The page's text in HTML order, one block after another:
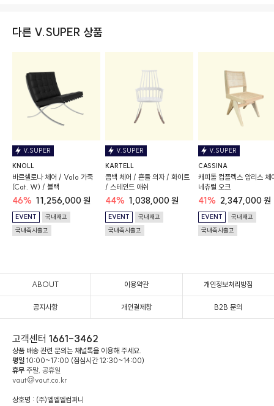
다른 V.SUPER 상품
V.SUPER
KNOLL
바르셀로나 체어 / Volo 가죽
(Cat. W) / 블랙
46% 11,256,000 원
EVENT
국내재고
국내즉시출고
V.SUPER
KARTELL
콤백 체어 / 흔들 의자 / 화이트
/ 스테인드 애쉬
44% 1,038,000 원
EVENT
국내재고
국내즉시출고
V.SUPER
CASSINA
캐피톨 컴플렉스 암리스 체
네츄럴 오크
41% 2,347,000 원
EVENT
국내재고
국내즉시출고
ABOUT 이용약관 개인정보처리방침
공지사항 개인결제창 B2B 문의
고객센터 1661-3462
상품 배송 관련 문의는 채널톡을 이용해 주세요.
평일 10:00~17:00 (점심시간 12:30~14:00)
휴무 주말, 공휴일
vaut@vaut.co.kr
상호명 : (주)엘엘엘컴퍼니